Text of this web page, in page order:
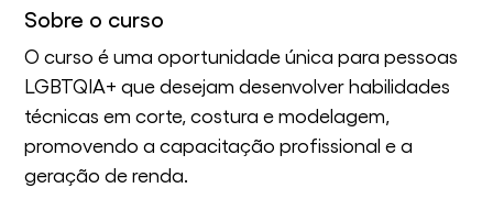
Sobre o curso
O curso é uma oportunidade única para pessoas
LGBTQIA+ que desejam desenvolver habilidades
técnicas em corte, costura e modelagem,
promovendo a capacitação profissional e a
geração de renda.